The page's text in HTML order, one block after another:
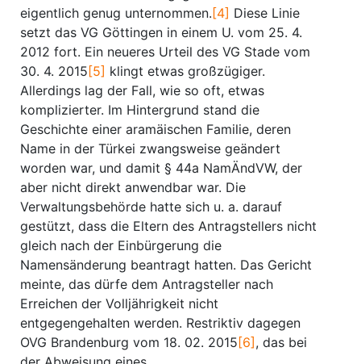
eigentlich genug unternommen. [4] Diese Linie
setzt das VG Göttingen in einem U. vom 25. 4.
2012 fort. Ein neueres Urteil des VG Stade vom
30. 4. 2015 [5] klingt etwas großzügiger.
Allerdings lag der Fall, wie so oft, etwas
komplizierter. Im Hintergrund stand die
Geschichte einer aramäischen Familie, deren
Name in der Türkei zwangsweise geändert
worden war, und damit § 44a NamÄndVW, der
aber nicht direkt anwendbar war. Die
Verwaltungsbehörde hatte sich u. a. darauf
gestützt, dass die Eltern des Antragstellers nicht
gleich nach der Einbürgerung die
Namensänderung beantragt hatten. Das Gericht
meinte, das dürfe dem Antragsteller nach
Erreichen der Volljährigkeit nicht
entgegengehalten werden. Restriktiv dagegen
OVG Brandenburg vom 18. 02. 2015 [6] , das bei